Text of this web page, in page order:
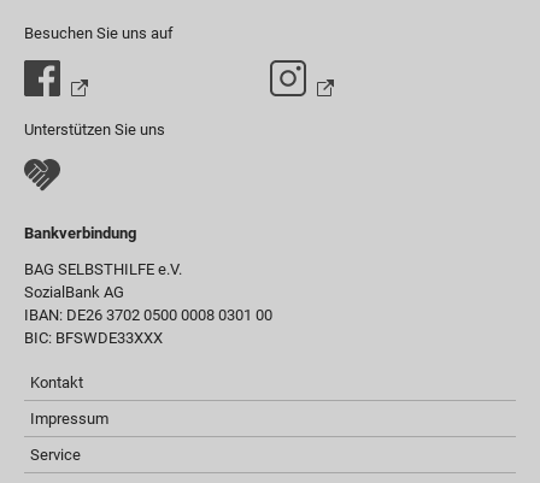
Besuchen Sie uns auf
Unterstützen Sie uns
Bankverbindung
BAG SELBSTHILFE e.V.
SozialBank AG
IBAN: DE26 3702 0500 0008 0301 00
BIC: BFSWDE33XXX
Kontakt
Impressum
Service